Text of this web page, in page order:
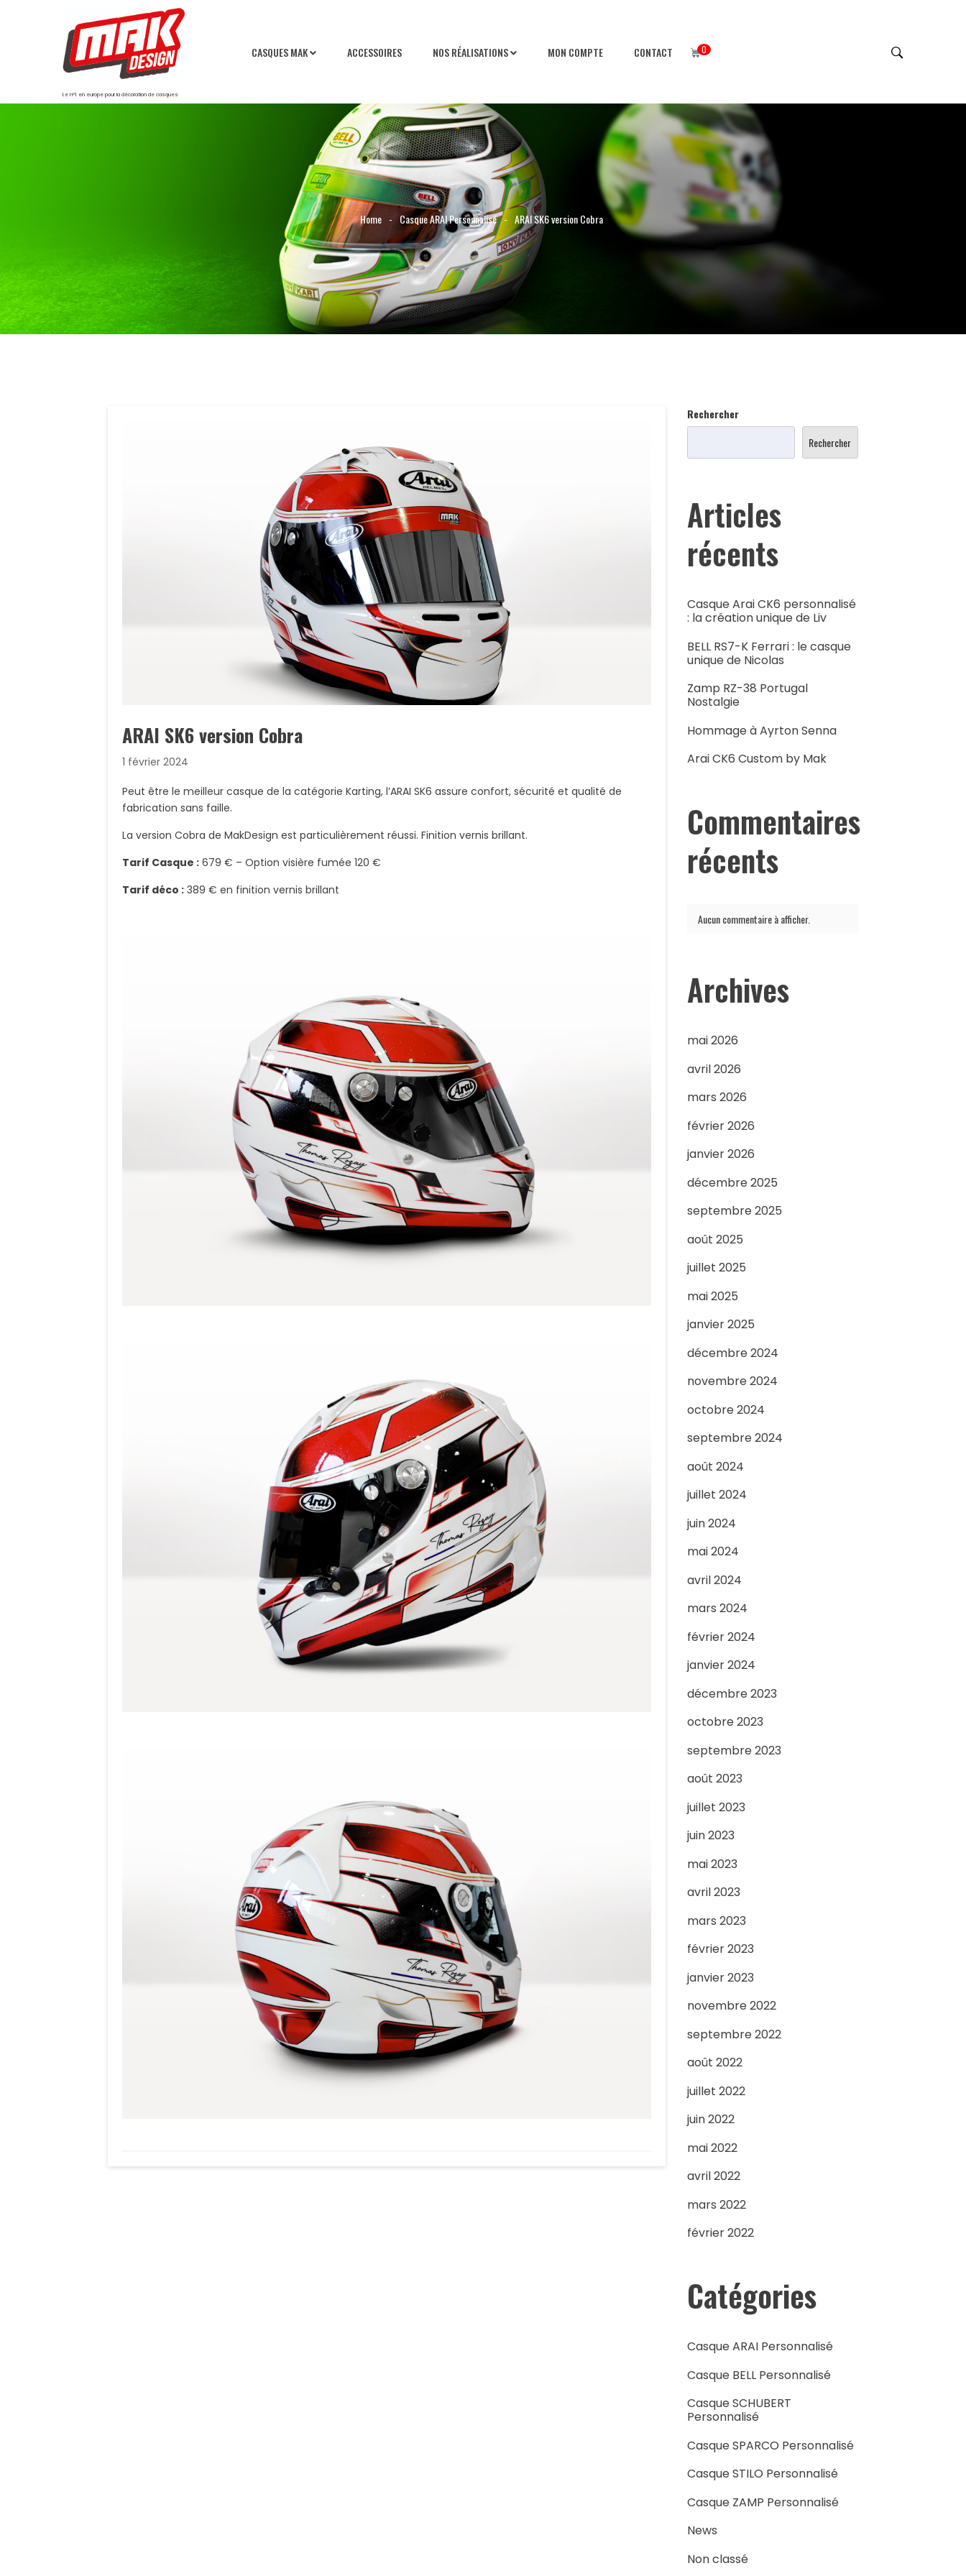
Le n°1 en europe pour la décoration de casques
CASQUES MAK ACCESSOIRES NOS RÉALISATIONS MON COMPTE CONTACT 0
Home - Casque ARAI Personnalisé - ARAI SK6 version Cobra
ARAI SK6 version Cobra
1 février 2024
Peut être le meilleur casque de la catégorie Karting, l’ARAI SK6 assure confort, sécurité et qualité de
fabrication sans faille.
La version Cobra de MakDesign est particulièrement réussi. Finition vernis brillant.
Tarif Casque : 679 € – Option visière fumée 120 €
Tarif déco : 389 € en finition vernis brillant
Rechercher
Rechercher
Articles
récents
Casque Arai CK6 personnalisé
: la création unique de Liv
BELL RS7-K Ferrari : le casque
unique de Nicolas
Zamp RZ-38 Portugal
Nostalgie
Hommage à Ayrton Senna
Arai CK6 Custom by Mak
Commentaires
récents
Aucun commentaire à afficher.
Archives
mai 2026
avril 2026
mars 2026
février 2026
janvier 2026
décembre 2025
septembre 2025
août 2025
juillet 2025
mai 2025
janvier 2025
décembre 2024
novembre 2024
octobre 2024
septembre 2024
août 2024
juillet 2024
juin 2024
mai 2024
avril 2024
mars 2024
février 2024
janvier 2024
décembre 2023
octobre 2023
septembre 2023
août 2023
juillet 2023
juin 2023
mai 2023
avril 2023
mars 2023
février 2023
janvier 2023
novembre 2022
septembre 2022
août 2022
juillet 2022
juin 2022
mai 2022
avril 2022
mars 2022
février 2022
Catégories
Casque ARAI Personnalisé
Casque BELL Personnalisé
Casque SCHUBERT
Personnalisé
Casque SPARCO Personnalisé
Casque STILO Personnalisé
Casque ZAMP Personnalisé
News
Non classé